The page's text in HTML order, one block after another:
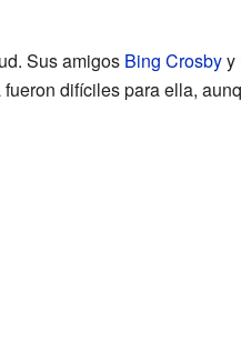
Sus amigos Bing Crosbyy
difíciles para ella,